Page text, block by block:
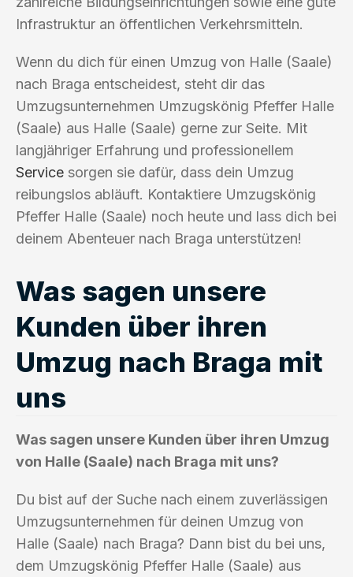
Infrastruktur an öffentlichen Verkehrsmitteln.
Wenn du dich für einen Umzug von Halle (Saale)
nach Braga entscheidest, steht dir das
Umzugsunternehmen Umzugskönig Pfeffer Halle
(Saale) aus Halle (Saale) gerne zur Seite. Mit
langjähriger Erfahrung und professionellem
Service sorgen sie dafür, dass dein Umzug
reibungslos abläuft. Kontaktiere Umzugskönig
Pfeffer Halle (Saale) noch heute und lass dich bei
deinem Abenteuer nach Braga unterstützen!
Was sagen unsere
Kunden über ihren
Umzug nach Braga mit
uns
Was sagen unsere Kunden über ihren Umzug
von Halle (Saale) nach Braga mit uns?
Du bist auf der Suche nach einem zuverlässigen
Umzugsunternehmen für deinen Umzug von
Halle (Saale) nach Braga? Dann bist du bei uns,
dem Umzugskönig Pfeffer Halle (Saale) aus